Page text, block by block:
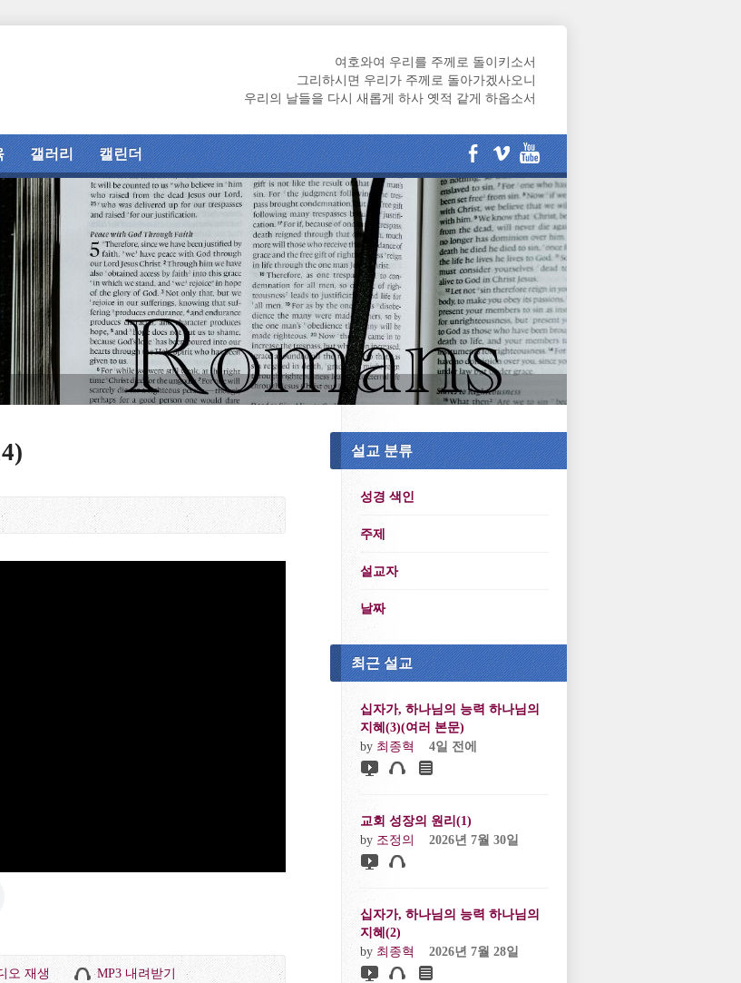
여호와여 우리를 주께로 돌이키소서
그리하시면 우리가 주께로 돌아가겠사오니
우리의 날들을 다시 새롭게 하사 옛적 같게 하옵소서
갤러리 캘린더
오 재생 MP3 내려받기
설교 분류
성경 색인
주제
설교자
날짜
최근 설교
십자가, 하나님의 능력 하나님의
지혜(3)(여러 본문)
by 최종혁 4일 전에
교회 성장의 원리(1)
by 조정의 2026년 7월 30일
십자가, 하나님의 능력 하나님의
지혜(2)
by 최종혁 2026년 7월 28일